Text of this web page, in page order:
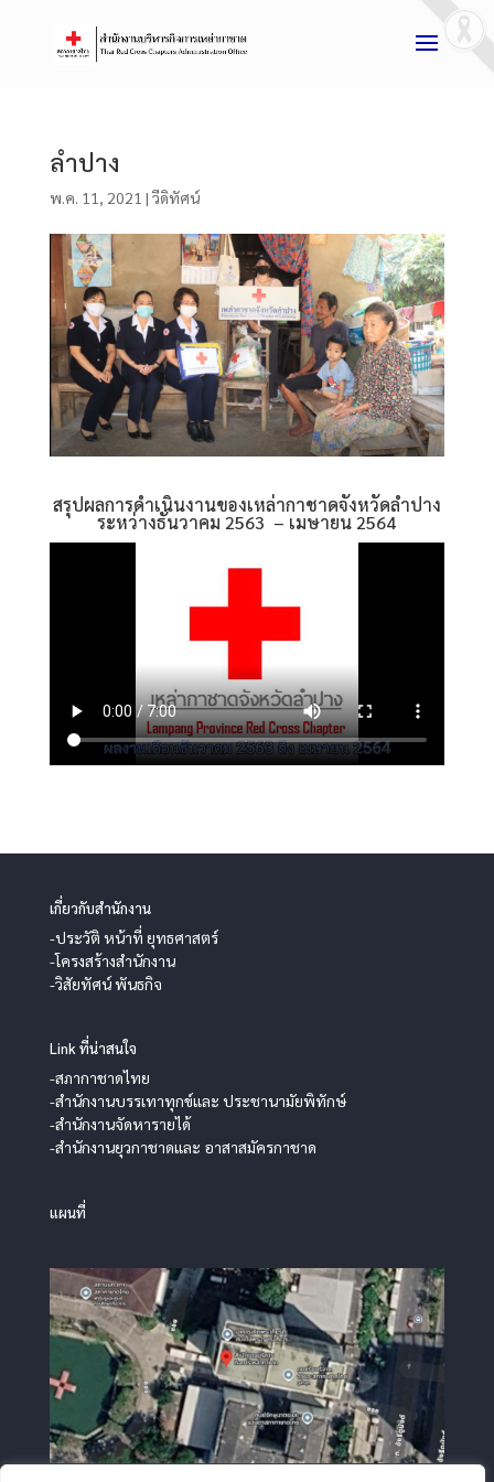
ลำปาง
พ.ค. 11, 2021 | วีดิทัศน์
สรุปผลการดำเนินงานของเหล่ากาชาดจังหวัดลำปาง
ระหว่างธันวาคม 2563 – เมษายน 2564
เกี่ยวกับสำนักงาน
-ประวัติ หน้าที่ ยุทธศาสตร์
-โครงสร้างสำนักงาน
-วิสัยทัศน์ พันธกิจ
Link ที่น่าสนใจ
-สภากาชาดไทย
-สำนักงานบรรเทาทุกข์และ ประชานามัยพิทักษ์
-สำนักงานจัดหารายได้
-สำนักงานยุวกาชาดและ อาสาสมัครกาชาด
แผนที่